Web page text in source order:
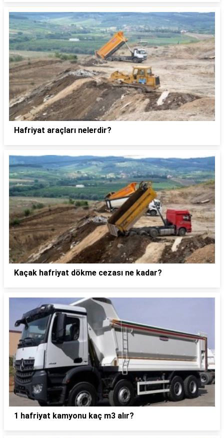
Hafriyat araçları nelerdir?
Kaçak hafriyat dökme cezası ne kadar?
1 hafriyat kamyonu kaç m3 alır?